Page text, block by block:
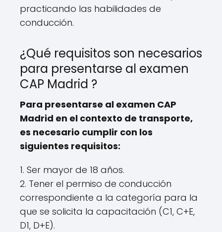
practicando las habilidades de
conducción.
¿Qué requisitos son necesarios
para presentarse al examen
CAP Madrid ?
Para presentarse al examen CAP
Madrid en el contexto de transporte,
es necesario cumplir con los
siguientes requisitos:
1. Ser mayor de 18 años.
2. Tener el permiso de conducción
correspondiente a la categoría para la
que se solicita la capacitación (C1, C+E,
D1, D+E).